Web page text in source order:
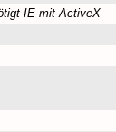
IE mit ActiveX